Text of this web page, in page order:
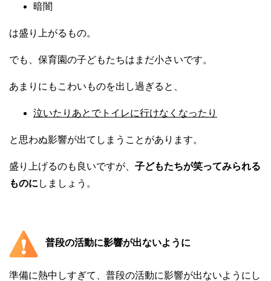
暗闇
は盛り上がるもの。
でも、保育園の子どもたちはまだ小さいです。
あまりにもこわいものを出し過ぎると、
泣いたりあとでトイレに行けなくなったり
と思わぬ影響が出てしまうことがあります。
盛り上げるのも良いですが、 子どもたちが笑ってみられる
ものに しましょう。
普段の活動に影響が出ないように
準備に熱中しすぎて、普段の活動に影響が出ないようにし